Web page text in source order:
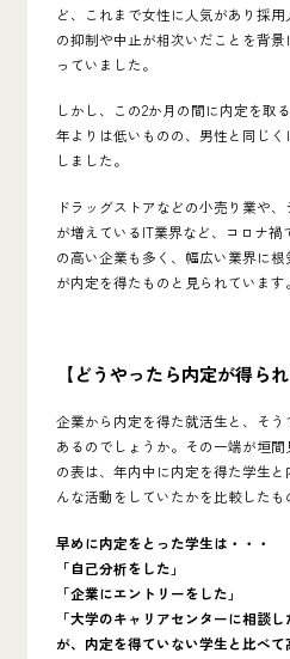
ど、これまで女性に人気があり採
の抑制や中止が相次いだことを背
っていました。
しかし、この2か月の間に内定を取
年よりは低いものの、男性と同じ
しました。
ドラッグストアなどの小売り業や
が増えているIT業界など、コロナ
の高い企業も多く、幅広い業界に
が内定を得たものと見られています。
【どうやったら内定が得られ
企業から内定を得た就活生と、そ
あるのでしょうか。その一端が垣
の表は、年内中に内定を得た学生
んな活動をしていたかを比較したも
早めに内定をとった学生は・・・
「自己分析をした」
「企業にエントリーをした」
「大学のキャリアセンターに相談
が、内定を得ていない学生と比べて